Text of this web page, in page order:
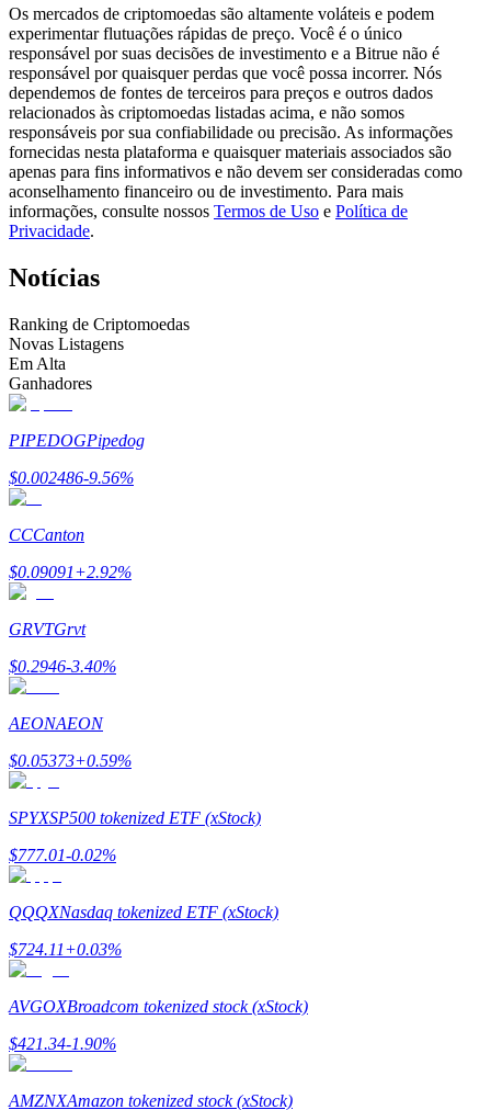
Torne-se um Trader de Cópias
Desfrute da partilha de lucros e comissões de copy trading
Análise de big data, incluindo informações comerciais, etc.
Guia
Estratégias de negociação
Os mercados de criptomoedas são altamente voláteis e podem
experimentar flutuações rápidas de preço. Você é o único
responsável por suas decisões de investimento e a Bitrue não é
responsável por quaisquer perdas que você possa incorrer. Nós
dependemos de fontes de terceiros para preços e outros dados
relacionados às criptomoedas listadas acima, e não somos
responsáveis por sua confiabilidade ou precisão. As informações
fornecidas nesta plataforma e quaisquer materiais associados são
apenas para fins informativos e não devem ser consideradas como
aconselhamento financeiro ou de investimento. Para mais
informações, consulte nossos Termos de Uso e Política de
Privacidade.
Notícias
Ranking de Criptomoedas
Novas Listagens
Em Alta
Ganhadores
PIPEDOGPipedog
$0.002486-9.56%
CCCanton
$0.09091+2.92%
GRVTGrvt
$0.2946-3.40%
AEONAEON
$0.05373+0.59%
SPYXSP500 tokenized ETF (xStock)
$777.01-0.02%
QQQXNasdaq tokenized ETF (xStock)
$724.11+0.03%
AVGOXBroadcom tokenized stock (xStock)
$421.34-1.90%
AMZNXAmazon tokenized stock (xStock)